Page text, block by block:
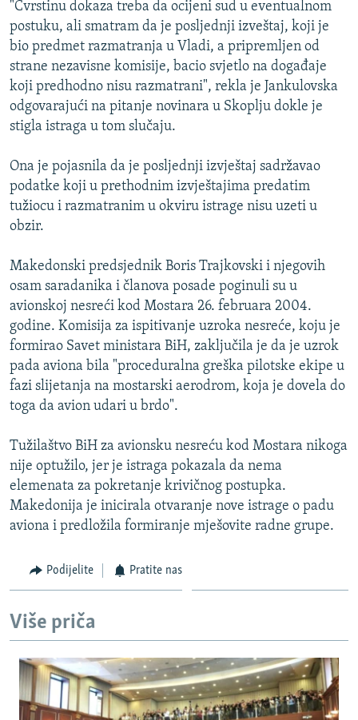
VIŠE OD NASLOVA
GENOCID U SREBRENICI
POPLAVE I KLIZIŠTA U BIH 2024.
TV LIBERTY
POST SCRIPTUM
MOJA EVROPA
TRI DECENIJE OD RATA U BIH
SVE KARTE DEJTONA
PRATITE NAS
Sve RFE/RL stranice
"Čvrstinu dokaza treba da ocijeni sud u eventualnom
postuku, ali smatram da je posljednji izveštaj, koji je
bio predmet razmatranja u Vladi, a pripremljen od
strane nezavisne komisije, bacio svjetlo na događaje
koji predhodno nisu razmatrani", rekla je Jankulovska
odgovarajući na pitanje novinara u Skoplju dokle je
stigla istraga u tom slučaju.
Ona je pojasnila da je posljednji izvještaj sadržavao
podatke koji u prethodnim izvještajima predatim
tužiocu i razmatranim u okviru istrage nisu uzeti u
obzir.
Makedonski predsjednik Boris Trajkovski i njegovih
osam saradanika i članova posade poginuli su u
avionskoj nesreći kod Mostara 26. februara 2004.
godine. Komisija za ispitivanje uzroka nesreće, koju je
formirao Savet ministara BiH, zaključila je da je uzrok
pada aviona bila "proceduralna greška pilotske ekipe u
fazi slijetanja na mostarski aerodrom, koja je dovela do
toga da avion udari u brdo".
Tužilaštvo BiH za avionsku nesreću kod Mostara nikoga
nije optužilo, jer je istraga pokazala da nema
elemenata za pokretanje krivičnog postupka.
Makedonija je inicirala otvaranje nove istrage o padu
aviona i predložila formiranje mješovite radne grupe.
Podijelite Pratite nas
Više priča